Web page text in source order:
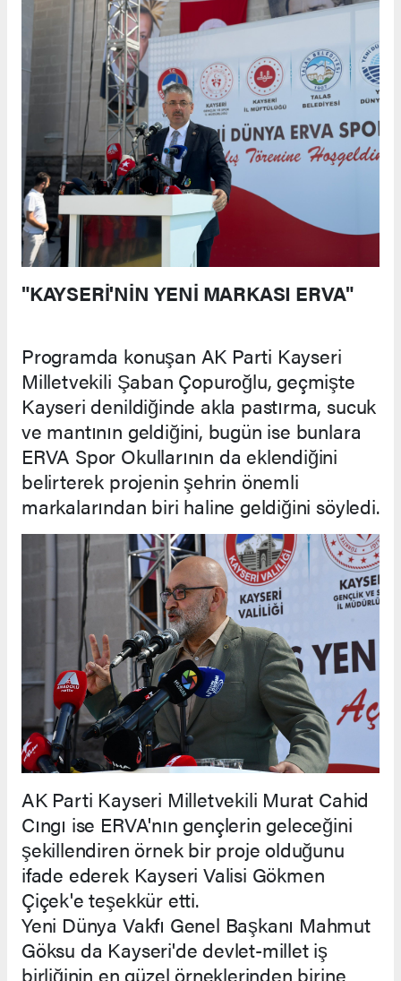
"KAYSERİ'NİN YENİ MARKASI ERVA"
Programda konuşan AK Parti Kayseri
Milletvekili Şaban Çopuroğlu, geçmişte
Kayseri denildiğinde akla pastırma, sucuk
ve mantının geldiğini, bugün ise bunlara
ERVA Spor Okullarının da eklendiğini
belirterek projenin şehrin önemli
markalarından biri haline geldiğini söyledi.
AK Parti Kayseri Milletvekili Murat Cahid
Cıngı ise ERVA'nın gençlerin geleceğini
şekillendiren örnek bir proje olduğunu
ifade ederek Kayseri Valisi Gökmen
Çiçek'e teşekkür etti.
Yeni Dünya Vakfı Genel Başkanı Mahmut
Göksu da Kayseri'de devlet-millet iş
birliğinin en güzel örneklerinden birine